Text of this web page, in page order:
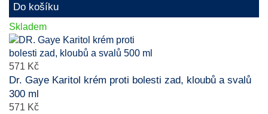
Do košíku
Skladem
571 Kč
Dr. Gaye Karitol krém proti bolesti zad, kloubů a svalů
300 ml
571 Kč